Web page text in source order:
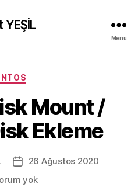
YEŞİL
Menü
Kategoriler
Mount /
Ekleme
Yazı
tarihi
26 Ağustos 2020
yokCentos